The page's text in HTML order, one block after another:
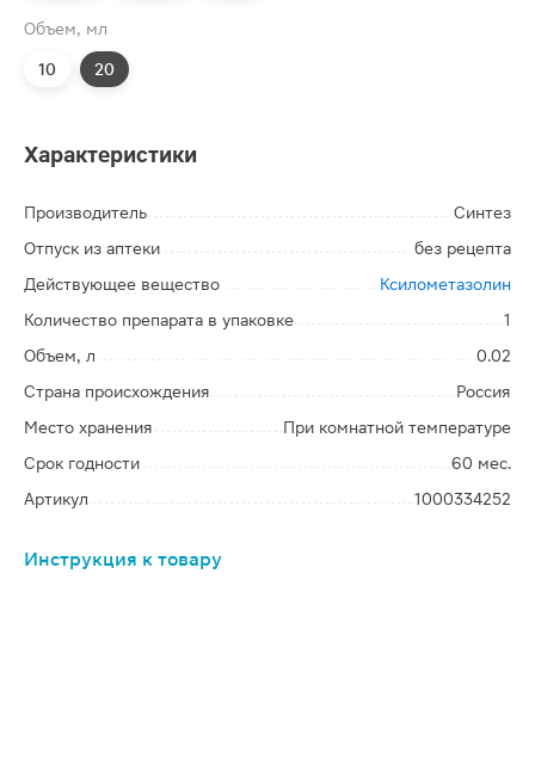
Объем, мл
10 20
Характеристики
Производитель
Синтез
Отпуск из аптеки
без рецепта
Действующее вещество
Ксилометазолин
Количество препарата в упаковке
1
Объем, л
0.02
Страна происхождения
Россия
Место хранения
При комнатной температуре
Срок годности
60 мес.
Артикул
1000334252
Инструкция к товару